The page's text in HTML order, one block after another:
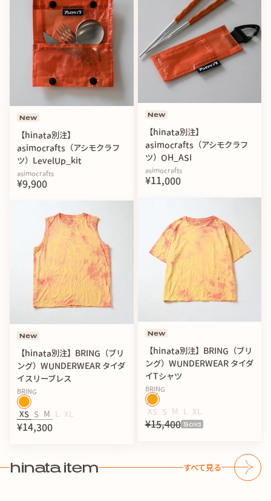
New
【hinata別注】
asimocrafts（アシモクラフ
ツ）LevelUp_kit
asimocrafts
¥9,900
New
【hinata別注】BRING（ブリ
ング）WUNDERWEAR タイダ
イスリーブレス
BRING
XS S M XL
¥14,300
New
【hinata別注】
asimocrafts（アシモクラフ
ツ）OH_ASI
asimocrafts
¥11,000
New
【hinata別注】BRING（ブリ
ング）WUNDERWEAR タイダ
イTシャツ
BRING
XS S M XL
¥15,400 Sold
hinata item すべて見る